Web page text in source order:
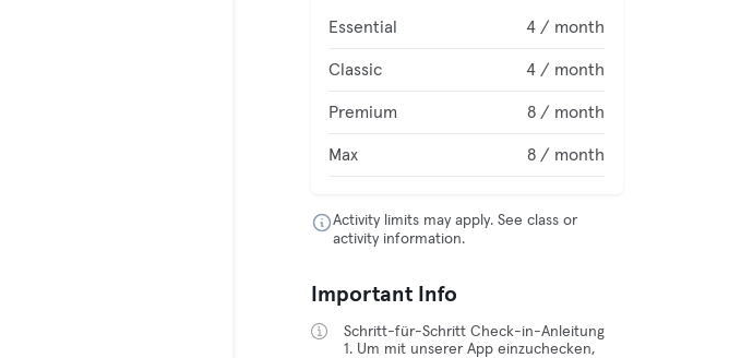
Essential 4 / month
Classic 4 / month
Premium 8 / month
Max 8 / month
Activity limits may apply. See class or
activity information.
Important Info
Schritt-für-Schritt Check-in-Anleitung
1. Um mit unserer App einzuchecken,